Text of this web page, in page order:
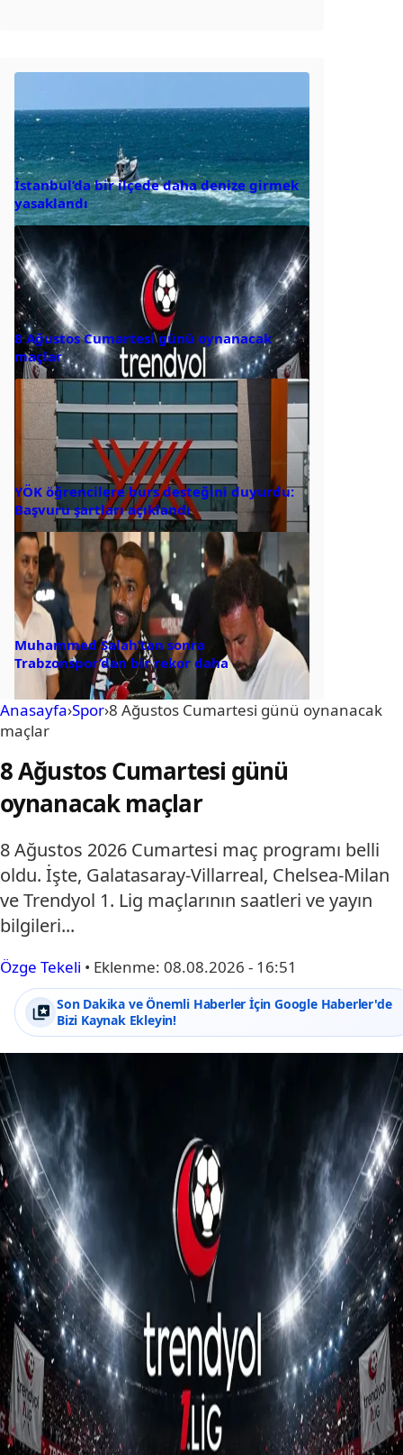
İstanbul’da bir ilçede daha denize girmek
yasaklandı
8 Ağustos Cumartesi günü oynanacak
maçlar
YÖK öğrencilere burs desteğini duyurdu:
Başvuru şartları açıklandı
Muhammed Salah’tan sonra
Trabzonspor’dan bir rekor daha
Anasayfa›Spor›8 Ağustos Cumartesi günü oynanacak
maçlar
8 Ağustos Cumartesi günü
oynanacak maçlar
8 Ağustos 2026 Cumartesi maç programı belli
oldu. İşte, Galatasaray-Villarreal, Chelsea-Milan
ve Trendyol 1. Lig maçlarının saatleri ve yayın
bilgileri...
Özge Tekeli • Eklenme: 08.08.2026 - 16:51
Son Dakika ve Önemli Haberler İçin Google Haberler'de
Bizi Kaynak Ekleyin!